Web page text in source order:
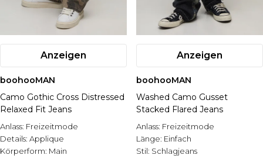
Anzeigen
boohooMAN
Camo Gothic Cross Distressed
Relaxed Fit Jeans
Anlass: Freizeitmode
Details: Applique
Körperform: Main
Anzeigen
boohooMAN
Washed Camo Gusset
Stacked Flared Jeans
Anlass: Freizeitmode
Länge: Einfach
Stil: Schlagjeans